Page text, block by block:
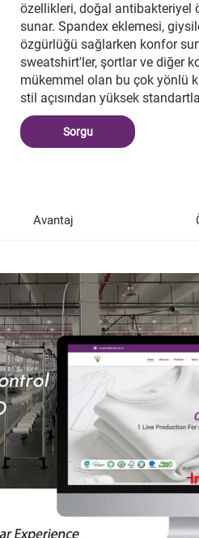
özellikleri, doğal antibakteriyel
sunar. Spandex eklemesi,
özgürlüğü sağlarken konfor
sweatshirt'ler, şortlar ve diğer
mükemmel olan bu çok yönlü
stil açısından yüksek
Sorgu
Avantaj